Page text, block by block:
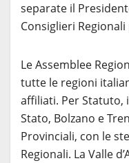
separate il
Consiglieri
Le Assemblee
tutte le regioni
affiliati. Per Statuto,
Stato, Bolzano e
Provinciali, con le
Regionali. La Valle